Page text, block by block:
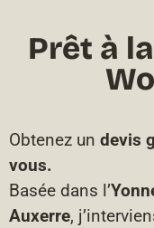
Prêt à
Obtenez un devis
vous.
Basée dans l’
Auxerre,